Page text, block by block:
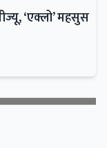
‘एक्लो’ महसुस